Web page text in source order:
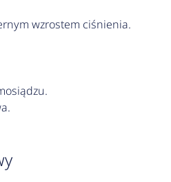
wzrostem ciśnienia.